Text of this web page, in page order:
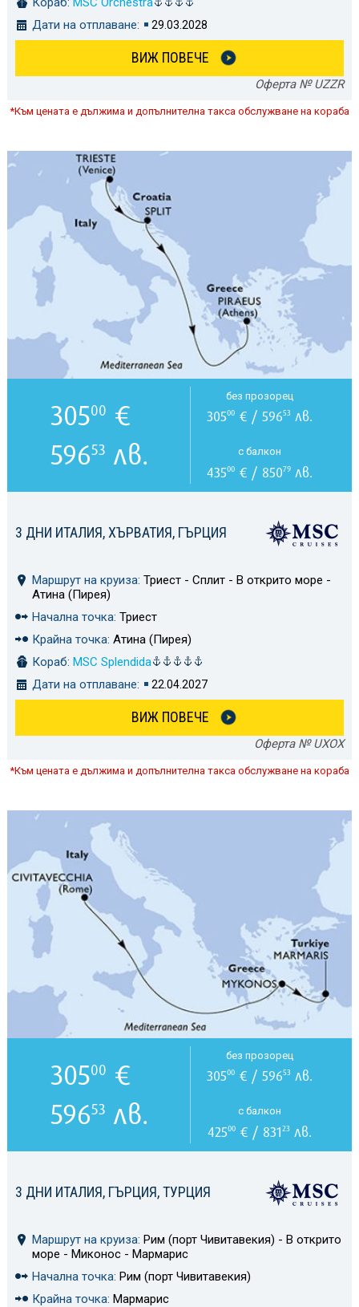
Дати на отплаване:
29.03.2028
ВИЖ ПОВЕЧЕ
Оферта № UZZR
*Към цената е дължима и допълнителна такса обслужване на кораба
3 ДНИ ИТАЛИЯ, ХЪРВАТИЯ, ГЪРЦИЯ
Маршрут на круиза: Триест - Сплит - В открито море -
Атина (Пирея)
Начална точка: Триест
Крайна точка: Атина (Пирея)
Кораб: MSC Splendida
Дати на отплаване:
22.04.2027
ВИЖ ПОВЕЧЕ
Оферта № UXOX
30500 €
59653 лв.
без прозорец
30500 € / 59653 лв.
с балкон
43500 € / 85079 лв.
*Към цената е дължима и допълнителна такса обслужване на кораба
3 ДНИ ИТАЛИЯ, ГЪРЦИЯ, ТУРЦИЯ
Маршрут на круиза: Рим (порт Чивитавекия) - В открито
море - Миконос - Мармарис
Начална точка: Рим (порт Чивитавекия)
Крайна точка: Мармарис
30500 €
59653 лв.
без прозорец
30500 € / 59653 лв.
с балкон
42500 € / 83123 лв.